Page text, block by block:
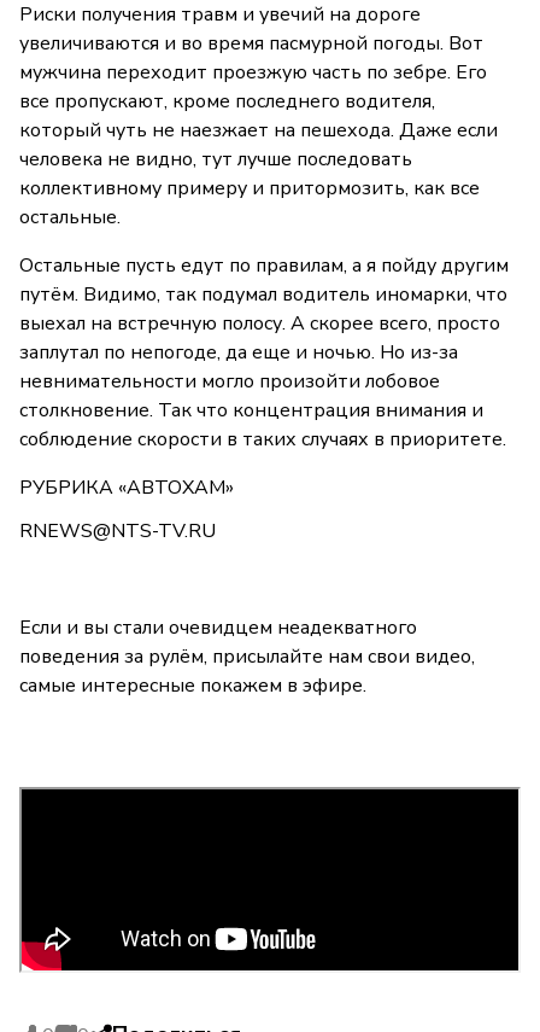
Риски получения травм и увечий на дороге
увеличиваются и во время пасмурной погоды. Вот
мужчина переходит проезжую часть по зебре. Его
все пропускают, кроме последнего водителя,
который чуть не наезжает на пешехода. Даже если
человека не видно, тут лучше последовать
коллективному примеру и притормозить, как все
остальные.
Остальные пусть едут по правилам, а я пойду другим
путём. Видимо, так подумал водитель иномарки, что
выехал на встречную полосу. А скорее всего, просто
заплутал по непогоде, да еще и ночью. Но из-за
невнимательности могло произойти лобовое
столкновение. Так что концентрация внимания и
соблюдение скорости в таких случаях в приоритете.
РУБРИКА «АВТОХАМ»
RNEWS@NTS-TV.RU
Если и вы стали очевидцем неадекватного
поведения за рулём, присылайте нам свои видео,
самые интересные покажем в эфире.